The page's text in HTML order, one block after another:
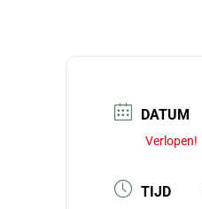
DATUM
Verlopen!
TIJD